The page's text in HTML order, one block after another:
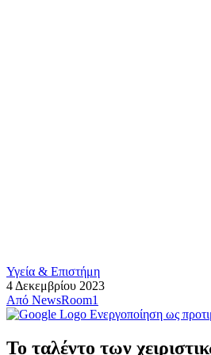
Υγεία & Επιστήμη
4 Δεκεμβρίου 2023
Από NewsRoom1
Ενεργοποίηση ως
Το ταλέντο των